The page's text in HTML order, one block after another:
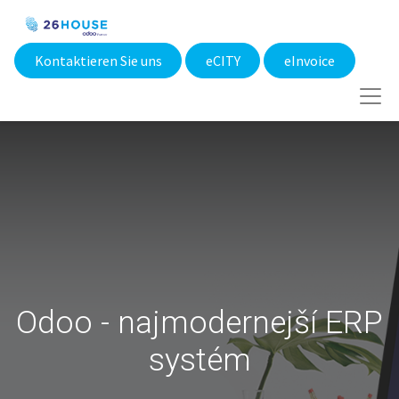
Kontaktieren Sie uns eCITY​ eInvoice
Odoo - najmodernejší ERP
systém